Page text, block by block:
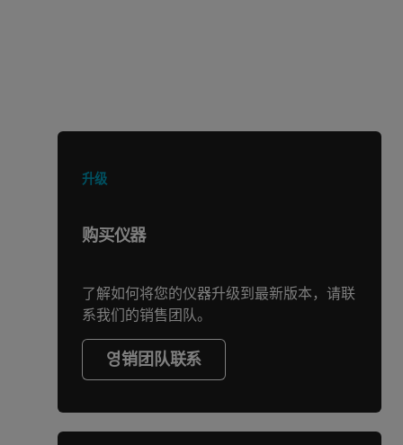
升级
购买仪器
了解如何将您的仪器升级到最新版本，请联
系我们的销售团队。
영销团队联系